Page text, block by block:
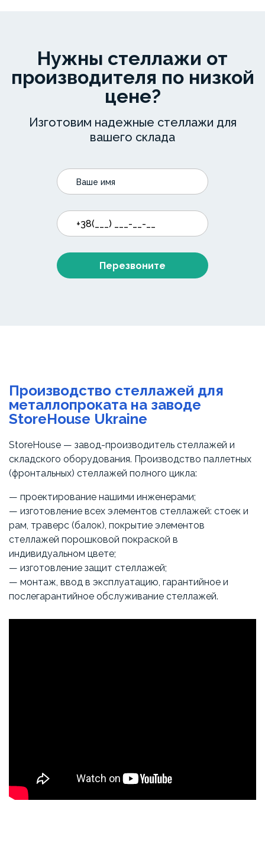
Нужны стеллажи от
производителя по низкой
цене?
Изготовим надежные стеллажи для
вашего склада
Перезвоните
Производство стеллажей для
металлопроката на заводе
StoreHouse Ukraine
StoreHouse — завод-производитель стеллажей и
складского оборудования. Производство паллетных
(фронтальных) стеллажей полного цикла:
— проектирование нашими инженерами;
— изготовление всех элементов стеллажей: стоек и
рам, траверс (балок), покрытие элементов
стеллажей порошковой покраской в
индивидуальном цвете;
— изготовление защит стеллажей;
— монтаж, ввод в эксплуатацию, гарантийное и
послегарантийное обслуживание стеллажей.